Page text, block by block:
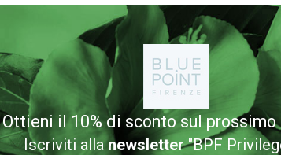
Ottieni il 10% di sconto sul
Iscriviti allanewsletter"BPF